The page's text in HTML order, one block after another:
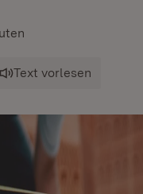
Text vorlesen